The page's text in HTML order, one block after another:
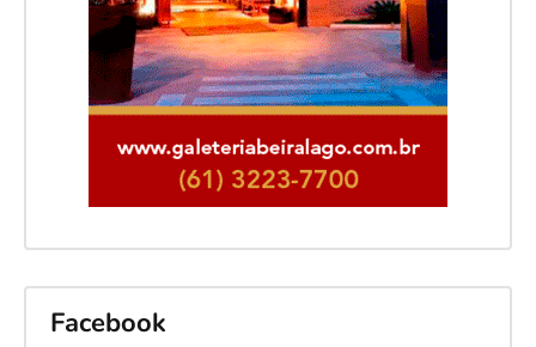
Facebook